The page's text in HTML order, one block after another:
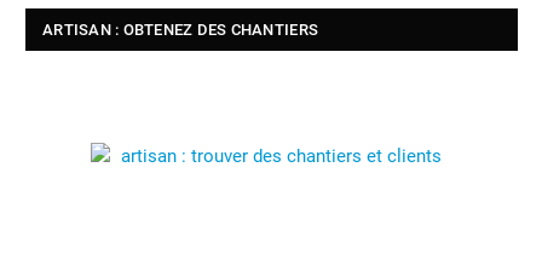
ARTISAN : OBTENEZ DES CHANTIERS